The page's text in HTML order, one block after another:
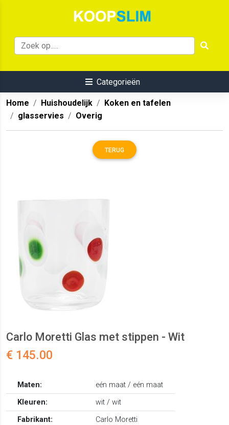
Categorieën
Home Huishoudelijk
Koken en tafelen
glasservies
Overig
TERUG
Carlo Moretti Glas met stippen - Wit
€ 145.00
Maten:
eén maat / eén maat
Kleuren:
wit / wit
Fabrikant:
Carlo Moretti